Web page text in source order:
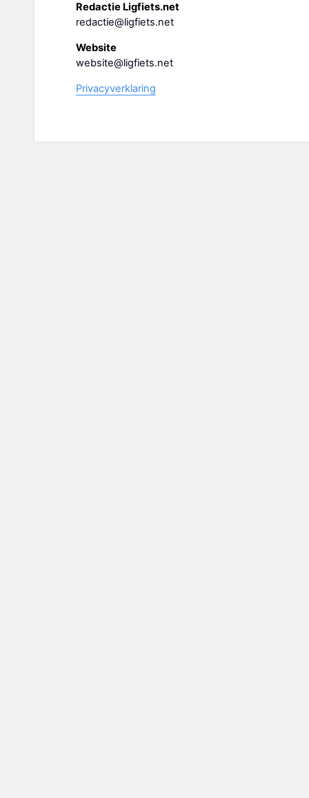
Redactie Ligfiets.net
redactie@ligfiets.net
Website
website@ligfiets.net
Privacyverklaring